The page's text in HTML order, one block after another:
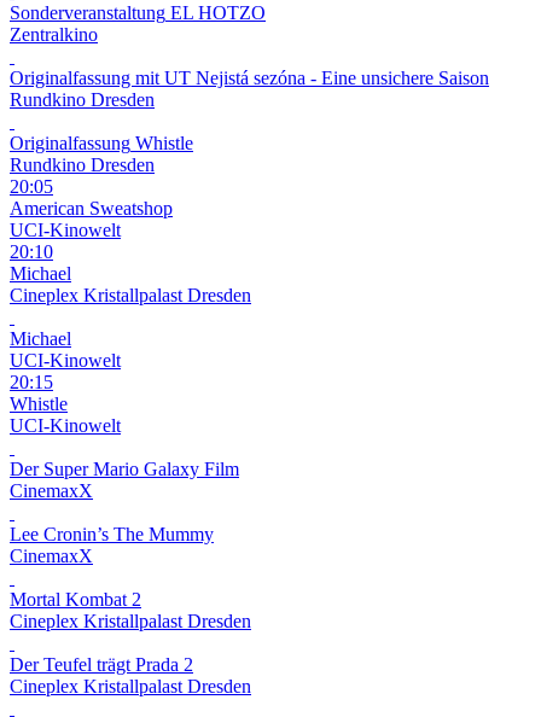
Sonderveranstaltung EL HOTZO
Zentralkino
Originalfassung mit UT Nejistá sezóna - Eine unsichere Saison
Rundkino Dresden
Originalfassung Whistle
Rundkino Dresden
20:05
American Sweatshop
UCI-Kinowelt
20:10
Michael
Cineplex Kristallpalast Dresden
Michael
UCI-Kinowelt
20:15
Whistle
UCI-Kinowelt
Der Super Mario Galaxy Film
CinemaxX
Lee Cronin’s The Mummy
CinemaxX
Mortal Kombat 2
Cineplex Kristallpalast Dresden
Der Teufel trägt Prada 2
Cineplex Kristallpalast Dresden